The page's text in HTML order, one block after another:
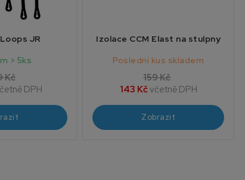
JR
> 5ks
Kč
DPH
Izolace CCM Elast na stulpny
Poslední kus skladem
159 Kč
143 Kčvčetně DPH
Zobrazit